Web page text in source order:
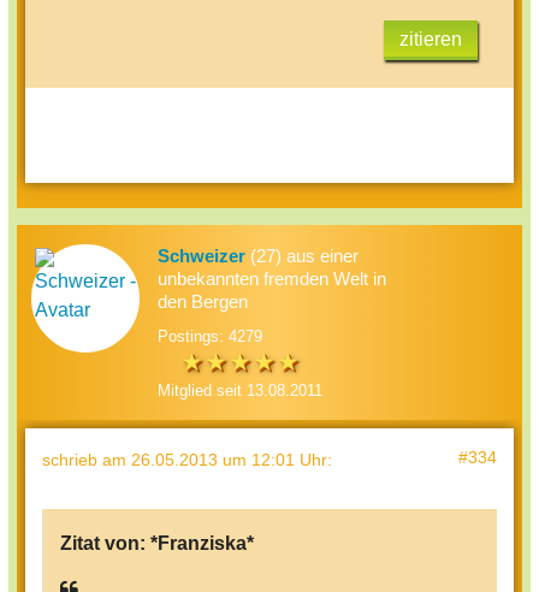
zitieren
Schweizer (27) aus einer
unbekannten fremden Welt in
den Bergen
Postings: 4279
Mitglied seit 13.08.2011
schrieb am 26.05.2013 um 12:01 Uhr: #334
Zitat von: *Franziska*